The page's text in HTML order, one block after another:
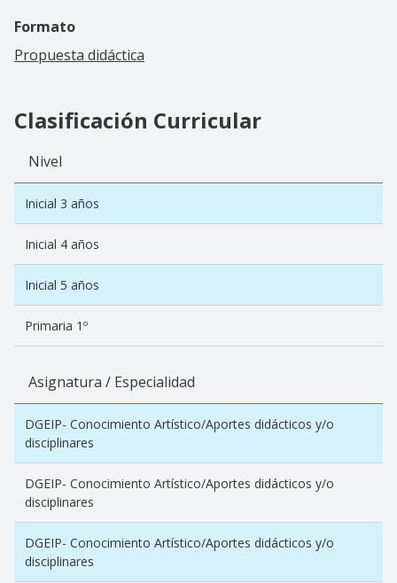
Formato
Propuesta didáctica
Clasificación Curricular
Nivel
Inicial 3 años
Inicial 4 años
Inicial 5 años
Primaria 1º
Asignatura / Especialidad
DGEIP- Conocimiento Artístico/Aportes didácticos y/o
disciplinares
DGEIP- Conocimiento Artístico/Aportes didácticos y/o
disciplinares
DGEIP- Conocimiento Artístico/Aportes didácticos y/o
disciplinares